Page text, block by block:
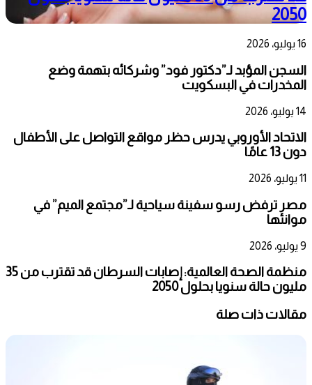
2050
16 يوليو، 2026
السجن المؤبد لـ”دكتور فود” وشركائه بتهمة وضع
المخدرات في البسكويت
14 يوليو، 2026
الاتحاد الأوروبي يدرس حظر مواقع التواصل على الأطفال
دون 13 عامًا
11 يوليو، 2026
مصر ترفض رسو سفينة سياحية لـ”مجتمع الميم” في
موانئها
9 يوليو، 2026
منظمة الصحة العالمية: إصابات السرطان قد تقترب من 35
مليون حالة سنويا بحلول 2050
مقالات ذات صلة